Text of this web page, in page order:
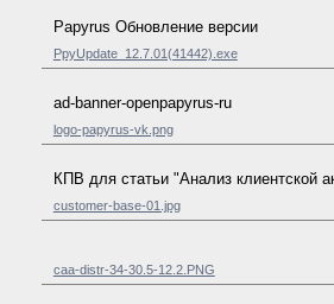
Papyrus Обновление версии
PpyUpdate_12.7.01(41442).exe
ad-banner-openpapyrus-ru
logo-papyrus-vk.png
КПВ для статьи "Анализ клиентской
customer-base-01.jpg
caa-distr-34-30.5-12.2.PNG